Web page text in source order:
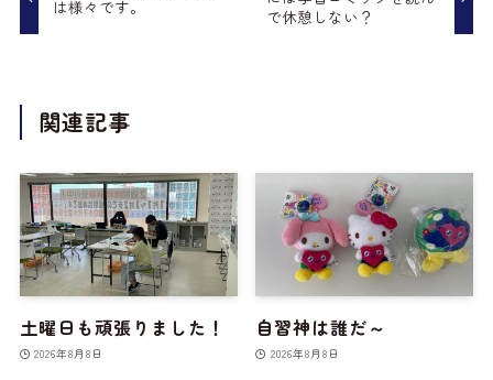
は様々です。
で休憩しない？
関連記事
土曜日も頑張りました！
2026年8月8日
自習神は誰だ～
2026年8月8日